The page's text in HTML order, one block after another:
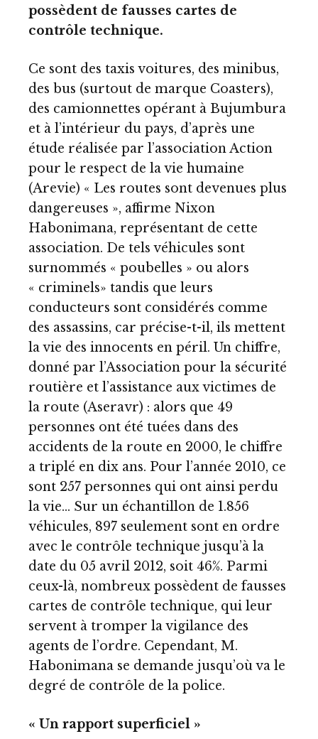
possèdent de fausses cartes de
contrôle technique.
Ce sont des taxis voitures, des minibus,
des bus (surtout de marque Coasters),
des camionnettes opérant à Bujumbura
et à l’intérieur du pays, d’après une
étude réalisée par l’association Action
pour le respect de la vie humaine
(Arevie) « Les routes sont devenues plus
dangereuses », affirme Nixon
Habonimana, représentant de cette
association. De tels véhicules sont
surnommés « poubelles » ou alors
« criminels» tandis que leurs
conducteurs sont considérés comme
des assassins, car précise-t-il, ils mettent
la vie des innocents en péril. Un chiffre,
donné par l’Association pour la sécurité
routière et l’assistance aux victimes de
la route (Aseravr) : alors que 49
personnes ont été tuées dans des
accidents de la route en 2000, le chiffre
a triplé en dix ans. Pour l’année 2010, ce
sont 257 personnes qui ont ainsi perdu
la vie… Sur un échantillon de 1.856
véhicules, 897 seulement sont en ordre
avec le contrôle technique jusqu’à la
date du 05 avril 2012, soit 46%. Parmi
ceux-là, nombreux possèdent de fausses
cartes de contrôle technique, qui leur
servent à tromper la vigilance des
agents de l’ordre. Cependant, M.
Habonimana se demande jusqu’où va le
degré de contrôle de la police.
« Un rapport superficiel »